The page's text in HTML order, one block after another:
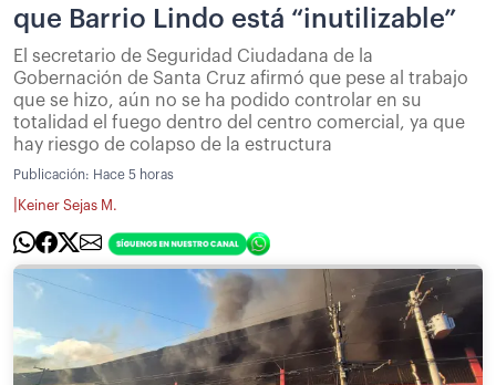
que Barrio Lindo está “inutilizable”
El secretario de Seguridad Ciudadana de la
Gobernación de Santa Cruz afirmó que pese al trabajo
que se hizo, aún no se ha podido controlar en su
totalidad el fuego dentro del centro comercial, ya que
hay riesgo de colapso de la estructura
Publicación: Hace 5 horas
Keiner Sejas M.